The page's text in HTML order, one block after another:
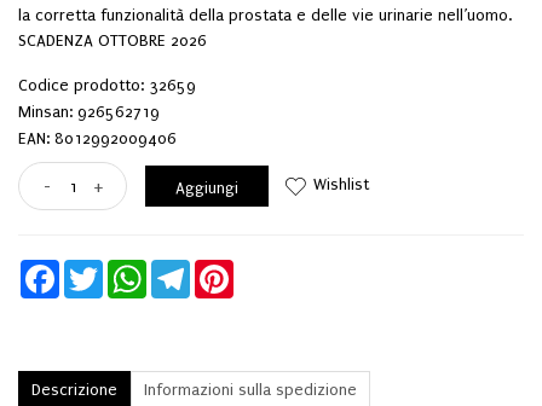
la corretta funzionalità della prostata e delle vie urinarie nell’uomo.
SCADENZA OTTOBRE 2026
Codice prodotto: 32659
Minsan: 926562719
EAN: 8012992009406
- + Aggiungi Wishlist
FacebookTwitter WhatsAppTelegram
Descrizione Informazioni sulla spedizione